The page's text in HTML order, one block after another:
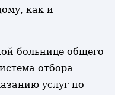
как и
больнице общего
отбора
услуг по